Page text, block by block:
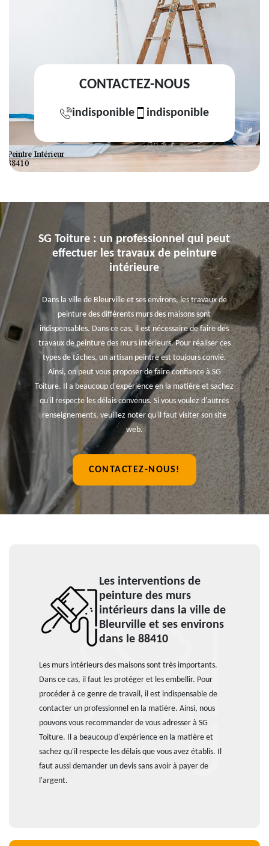
CONTACTEZ-NOUS
indisponible indisponible
SG Toiture : un professionnel qui peut
effectuer les travaux de peinture
intérieure
Dans la ville de Bleurville et ses environs, les travaux de
peinture des différents murs des maisons sont
indispensables. Dans ce cas, il est nécessaire de faire des
travaux de peinture des murs intérieurs. Pour réaliser ces
types de tâches, un artisan peintre est toujours convié.
Ainsi, on peut vous proposer de faire confiance à SG
Toiture. Il a beaucoup d'expérience en la matière et sachez
qu'il respecte les délais convenus. Si vous voulez d'autres
renseignements, veuillez noter qu'il faut visiter son site
web.
CONTACTEZ-NOUS!
Les interventions de
peinture des murs
intérieurs dans la ville de
Bleurville et ses environs
dans le 88410
Les murs intérieurs des maisons sont très importants.
Dans ce cas, il faut les protéger et les embellir. Pour
procéder à ce genre de travail, il est indispensable de
contacter un professionnel en la matière. Ainsi, nous
pouvons vous recommander de vous adresser à SG
Toiture. Il a beaucoup d'expérience en la matière et
sachez qu'il respecte les délais que vous avez établis. Il
faut aussi demander un devis sans avoir à payer de
l'argent.